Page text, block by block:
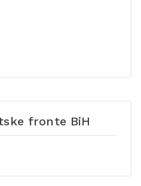
fronte BiH